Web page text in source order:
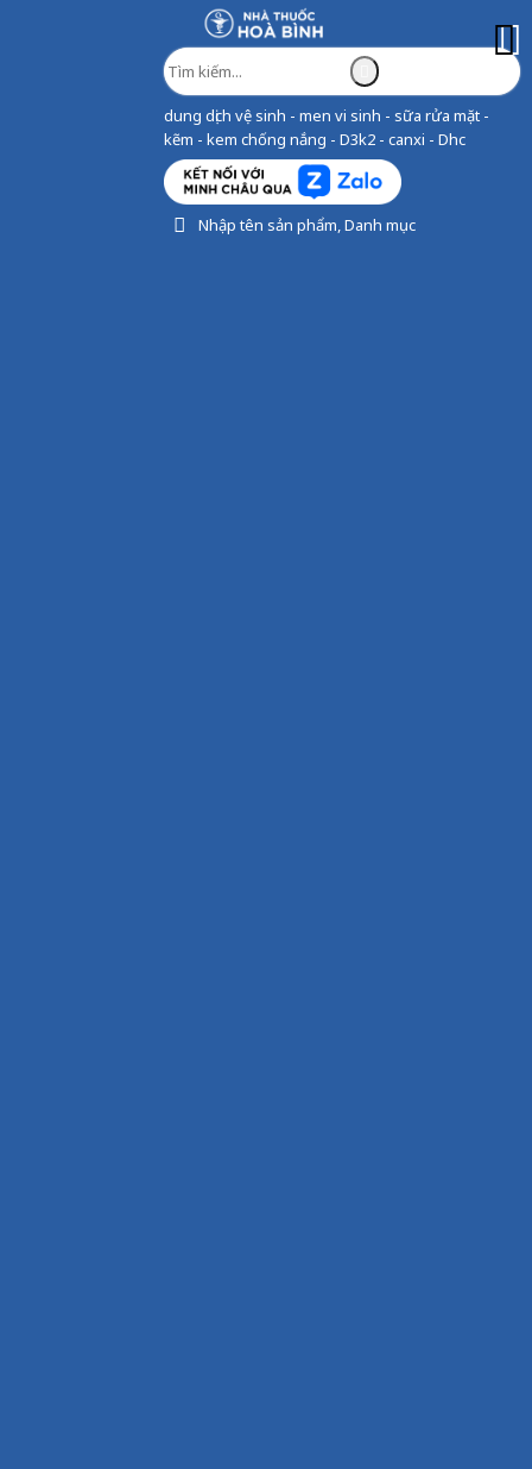
dung dịch vệ sinh - men vi sinh - sữa rửa mặt -
kẽm - kem chống nắng - D3k2 - canxi - Dhc
Nhập tên sản phẩm, Danh mục